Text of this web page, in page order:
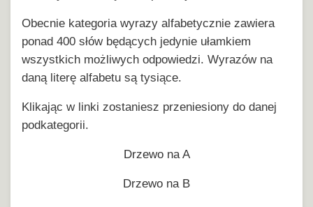
Obecnie kategoria wyrazy alfabetycznie zawiera
ponad 400 słów będących jedynie ułamkiem
wszystkich możliwych odpowiedzi. Wyrazów na
daną literę alfabetu są tysiące.
Klikając w linki zostaniesz przeniesiony do danej
podkategorii.
Drzewo na A
Drzewo na B